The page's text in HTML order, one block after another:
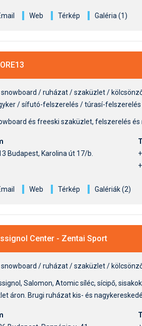
Web Térkép Galéria (1)
snowboard / ruházat / szaküzlet /
/ sífutó-felszerelés / túrasí-felszerelés
és freeski szaküzlet, felszerelés
Budapest, Karolina út 17/b.
Web Térkép Galériák (2)
Center - Zentai Sport
/ ruházat / szaküzlet /
Salomon, Atomic síléc, sícipő,
áron. Brugi ruházat kis- és